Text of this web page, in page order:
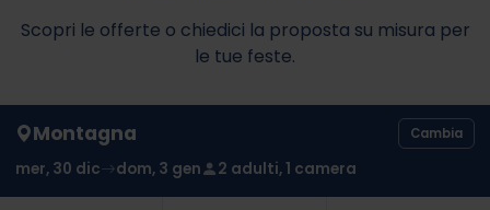
Scopri le offerte o chiedici la proposta su misura per
le tue feste.
Montagna Cambia
mer, 30 dic dom, 3 gen 2 adulti, 1 camera